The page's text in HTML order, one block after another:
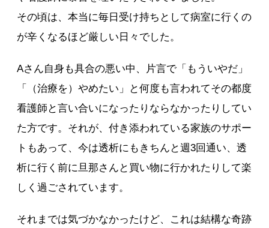
その頃は、本当に毎日受け持ちとして病室に行くの
が辛くなるほど厳しい日々でした。
Aさん自身も具合の悪い中、片言で「もういやだ」
「（治療を）やめたい」と何度も言われてその都度
看護師と言い合いになったりならなかったりしてい
た方です。それが、付き添われている家族のサポー
トもあって、今は透析にもきちんと週3回通い、透
析に行く前に旦那さんと買い物に行かれたりして楽
しく過ごされています。
それまでは気づかなかったけど、これは結構な奇跡